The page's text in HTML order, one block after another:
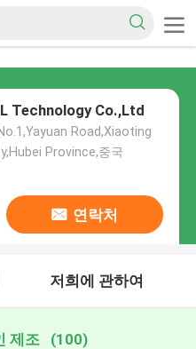
Technology Co.,Ltd
Road,Xiaoting
Province,중국
연락처
저희에 관하여
제조 (100)